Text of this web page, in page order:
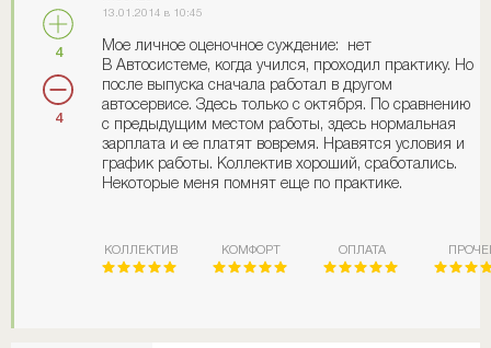
4
4
13.01.2014 в 10:45
Мое личное оценочное суждение: нет
В Автосистеме, когда учился, проходил практику. Но
после выпуска сначала работал в другом
автосервисе. Здесь только с октября. По сравнению
с предыдущим местом работы, здесь нормальная
зарплата и ее платят вовремя. Нравятся условия и
график работы. Коллектив хороший, сработались.
Некоторые меня помнят еще по практике.
КОЛЛЕКТИВ КОМФОРТ ОПЛАТА